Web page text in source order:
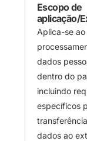
Escopo de
aplicação/
Aplica-se ao
dados
dentro do
incluindo
específicos
dados ao